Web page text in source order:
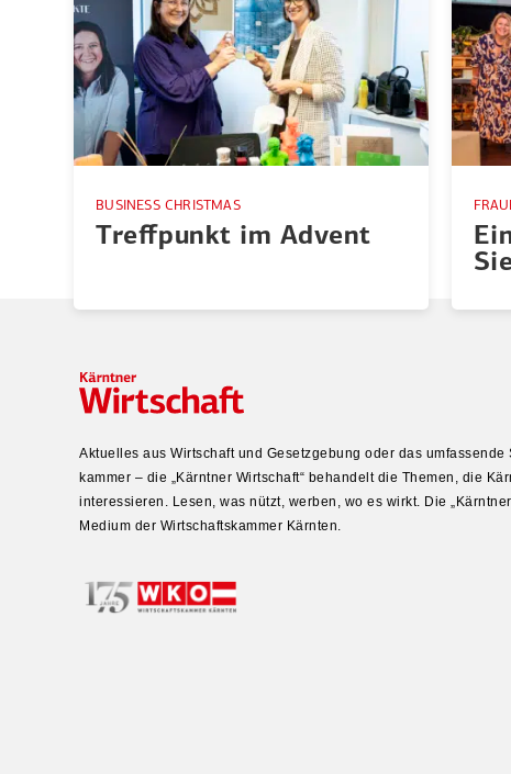
BUSINESS CHRISTMAS
Treff­punkt im Advent
Aktuelles aus Wirtschaft und Gesetz­gebung oder das
kammer – die „Kärntner Wirtschaft“ behandelt die Themen, die
inter­es­sieren. Lesen, was nützt, werben, wo es wirkt. Die
Medium der Wirtschafts­kammer Kärnten.